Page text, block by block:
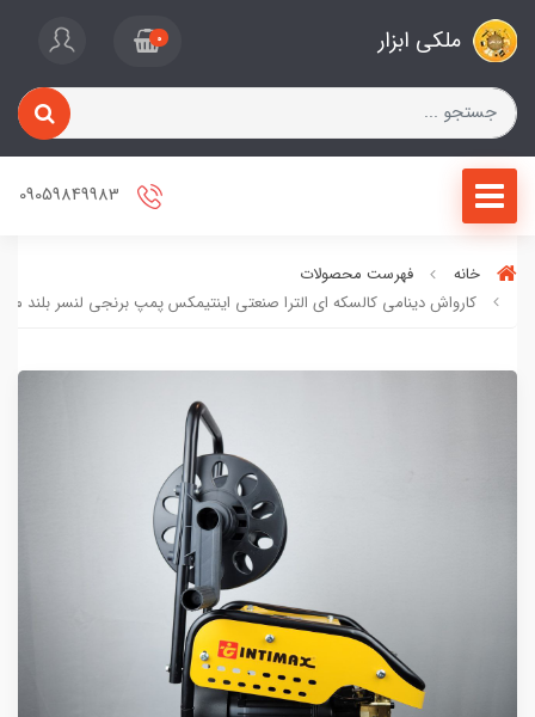
ملکی ابزار 0
خانه
فهرست محصولات
کارواش دینامی کالسکه ای الترا صنعتی اینتیمکس پمپ برنجی لنسر بلند مدل